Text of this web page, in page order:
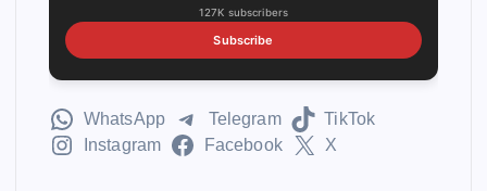
127K subscribers
Subscribe
WhatsApp Telegram
TikTok
Instagram
Facebook X